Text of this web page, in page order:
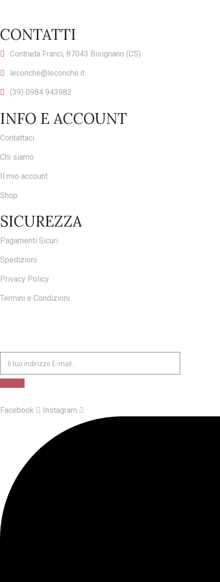
CONTATTI
Contrada Franci, 87043 Bisignano (CS)
leconche@leconche.it
(39) 0984 943982
INFO E ACCOUNT
Contattaci
Chi siamo
Il mio account
Shop
SICUREZZA
Pagamenti Sicuri
Spedizioni
Privacy Policy
Termini e Condizioni
Facebook Instagram